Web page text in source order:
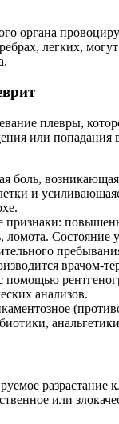
органа
легких,
плевры,
или попадания
боль,
и
признаки:
ломота. Состояние
врачом-
помощью
анализов.
разрастание
или